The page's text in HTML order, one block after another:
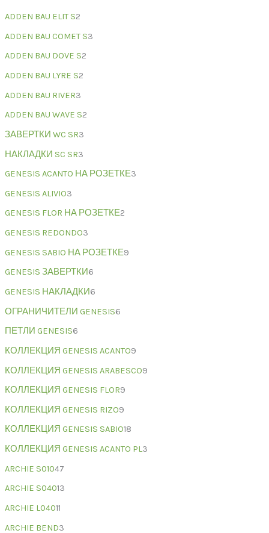
ADDEN BAU ELIT S2
ADDEN BAU COMET S3
ADDEN BAU DOVE S2
ADDEN BAU LYRE S2
ADDEN BAU RIVER3
ADDEN BAU WAVE S2
ЗАВЕРТКИ WC SR3
НАКЛАДКИ SC SR3
GENESIS ACANTO НА РОЗЕТКЕ3
GENESIS ALIVIO3
GENESIS FLOR НА РОЗЕТКЕ2
GENESIS REDONDO3
GENESIS SABIO НА РОЗЕТКЕ9
GENESIS ЗАВЕРТКИ6
GENESIS НАКЛАДКИ6
ОГРАНИЧИТЕЛИ GENESIS6
ПЕТЛИ GENESIS6
КОЛЛЕКЦИЯ GENESIS ACANTO9
КОЛЛЕКЦИЯ GENESIS ARABESCO9
КОЛЛЕКЦИЯ GENESIS FLOR9
КОЛЛЕКЦИЯ GENESIS RIZO9
КОЛЛЕКЦИЯ GENESIS SABIO18
КОЛЛЕКЦИЯ GENESIS ACANTO PL3
ARCHIE S01047
ARCHIE S04013
ARCHIE L04011
ARCHIE BEND3